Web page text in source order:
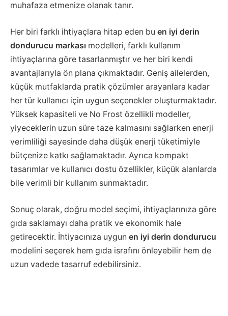
muhafaza etmenize olanak tanır.
Her biri farklı ihtiyaçlara hitap eden bu en iyi derin
dondurucu markası modelleri, farklı kullanım
ihtiyaçlarına göre tasarlanmıştır ve her biri kendi
avantajlarıyla ön plana çıkmaktadır. Geniş ailelerden,
küçük mutfaklarda pratik çözümler arayanlara kadar
her tür kullanıcı için uygun seçenekler oluşturmaktadır.
Yüksek kapasiteli ve No Frost özellikli modeller,
yiyeceklerin uzun süre taze kalmasını sağlarken enerji
verimliliği sayesinde daha düşük enerji tüketimiyle
bütçenize katkı sağlamaktadır. Ayrıca kompakt
tasarımlar ve kullanıcı dostu özellikler, küçük alanlarda
bile verimli bir kullanım sunmaktadır.
Sonuç olarak, doğru model seçimi, ihtiyaçlarınıza göre
gıda saklamayı daha pratik ve ekonomik hale
getirecektir. İhtiyacınıza uygun en iyi derin dondurucu
modelini seçerek hem gıda israfını önleyebilir hem de
uzun vadede tasarruf edebilirsiniz.